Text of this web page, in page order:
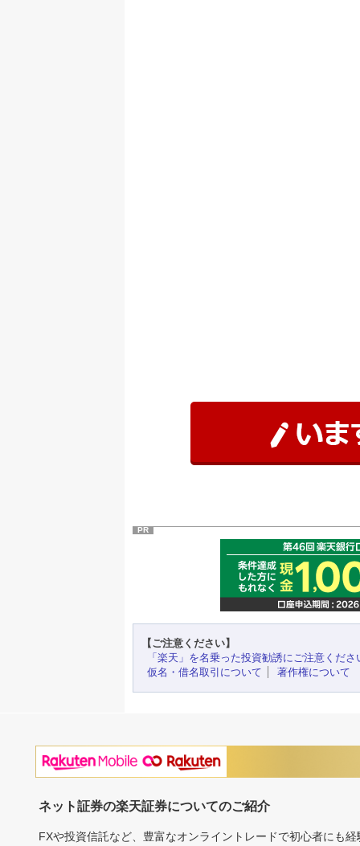
PR
【ご注意ください】
「楽天」を名乗った投資勧誘にご注意くださ
仮名・借名取引について
著作権について
ネット証券の楽天証券についてのご紹介
FXや投資信託など、豊富なオンライントレードで初心者にも